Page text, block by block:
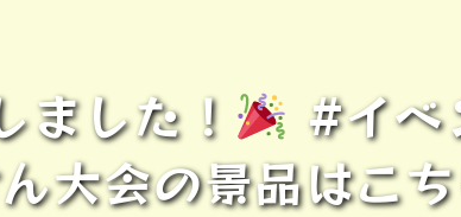
した！ #イベ
大会の景品はこ